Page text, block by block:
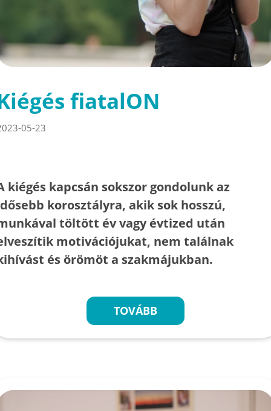
fiatalON
05-23
kiégés kapcsán sokszor gondolunk az
korosztályra, akik sok hosszú,
töltött év vagy évtized után
motivációjukat, nem találnak
és örömöt a szakmájukban.
TOVÁBB